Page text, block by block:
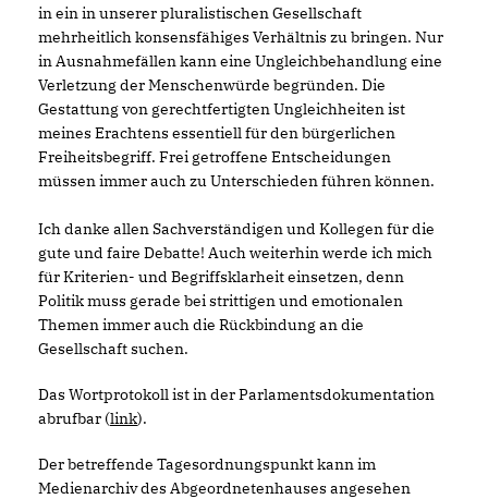
in ein in unserer pluralistischen Gesellschaft
mehrheitlich konsensfähiges Verhältnis zu bringen. Nur
in Ausnahmefällen kann eine Ungleichbehandlung eine
Verletzung der Menschenwürde begründen. Die
Gestattung von gerechtfertigten Ungleichheiten ist
meines Erachtens essentiell für den bürgerlichen
Freiheitsbegriff. Frei getroffene Entscheidungen
müssen immer auch zu Unterschieden führen können.
Ich danke allen Sachverständigen und Kollegen für die
gute und faire Debatte! Auch weiterhin werde ich mich
für Kriterien- und Begriffsklarheit einsetzen, denn
Politik muss gerade bei strittigen und emotionalen
Themen immer auch die Rückbindung an die
Gesellschaft suchen.
Das Wortprotokoll ist in der Parlamentsdokumentation
abrufbar (link).
Der betreffende Tagesordnungspunkt kann im
Medienarchiv des Abgeordnetenhauses angesehen